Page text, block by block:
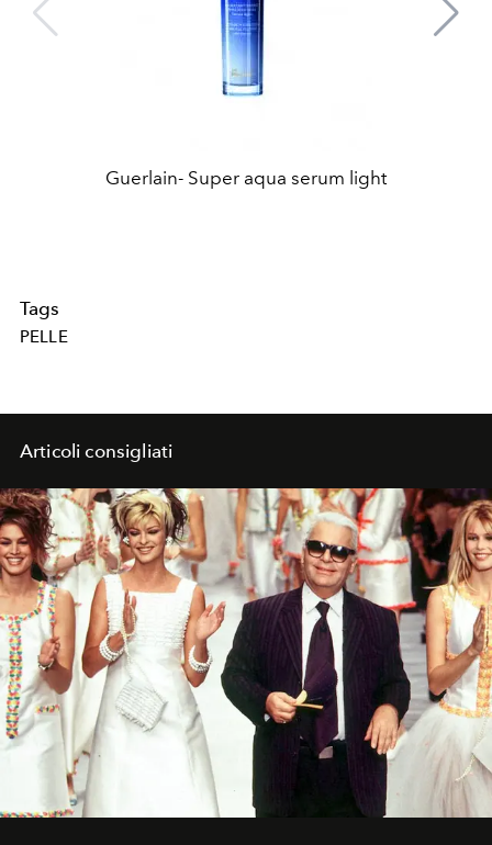
Guerlain- Super aqua serum light
Tags
PELLE
Articoli consigliati